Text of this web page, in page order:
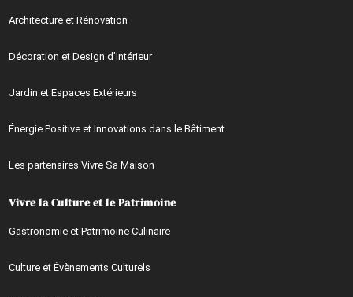
Architecture et Rénovation
Décoration et Design d’Intérieur
Jardin et Espaces Extérieurs
Énergie Positive et Innovations dans le Bâtiment
Les partenaires Vivre Sa Maison
Vivre la Culture et le Patrimoine
Gastronomie et Patrimoine Culinaire
Culture et Évènements Culturels